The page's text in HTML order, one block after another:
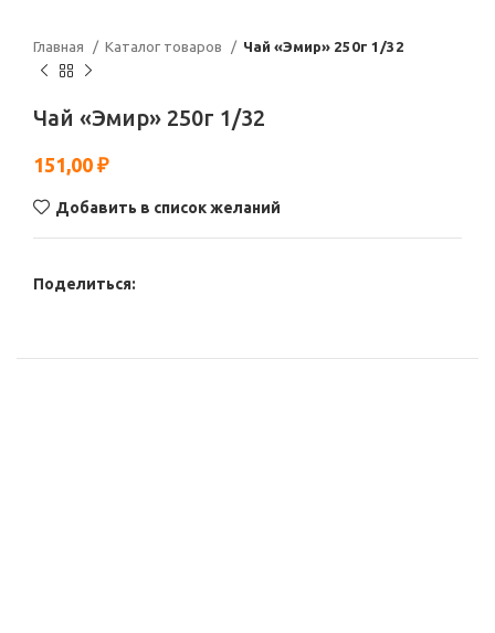
Главная Каталог товаров Чай «Эмир» 250г 1/32
Чай «Эмир» 250г 1/32
151,00 ₽
Добавить в список желаний
Поделиться: